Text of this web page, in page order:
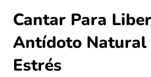
Cantar Para
Antídoto Natural
Estrés